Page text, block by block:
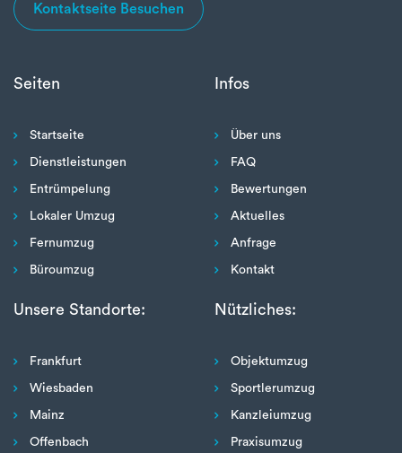
Kontaktseite Besuchen
Seiten
Startseite
Dienstleistungen
Entrümpelung
Lokaler Umzug
Fernumzug
Büroumzug
Unsere Standorte:
Frankfurt
Wiesbaden
Mainz
Offenbach
Infos
Über uns
FAQ
Bewertungen
Aktuelles
Anfrage
Kontakt
Nützliches:
Objektumzug
Sportlerumzug
Kanzleiumzug
Praxisumzug